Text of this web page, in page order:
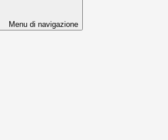
Menu di navigazione